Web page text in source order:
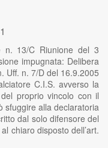
n. 13/C Riunione del 3
impugnata: Delibera
Uff. n. 7/D del 16.9.2005
C.I.S. avverso la
proprio vincolo con il
sfuggire alla declaratoria
dal solo difensore del
chiaro disposto dell’art.